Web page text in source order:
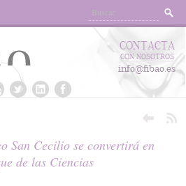
CONTACTA
CON NOSOTROS
info@fibao.es
San Cecilio se convertirá en
de las Ciencias